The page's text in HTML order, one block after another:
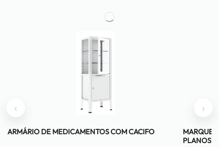
ARMÁRIO DE MEDICAMENTOS COM CACIFO
PLANOS
‹ ›